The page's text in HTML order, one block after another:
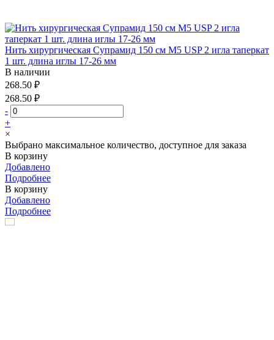
Нить хирургическая Супрамид 150 см М5 USP 2 игла таперкат
1 шт. длина иглы 17-26 мм
В наличии
268.50 ₽
268.50 ₽
-
+
×
Выбрано максимальное количество, доступное для заказа
В корзину
Добавлено
Подробнее
В корзину
Добавлено
Подробнее